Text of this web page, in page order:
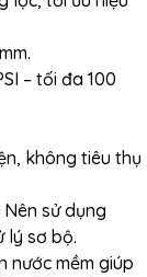
mm.
– tối đa 100
không tiêu thụ
Nên sử dụng
lý sơ bộ.
nước mềm giúp